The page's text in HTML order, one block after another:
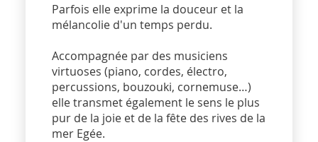
Parfois elle exprime la douceur et la
mélancolie d'un temps perdu.
Accompagnée par des musiciens
virtuoses (piano, cordes, électro,
percussions, bouzouki, cornemuse…)
elle transmet également le sens le plus
pur de la joie et de la fête des rives de la
mer Egée.